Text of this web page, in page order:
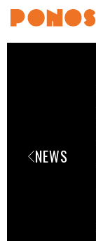
PONOS
NEWS